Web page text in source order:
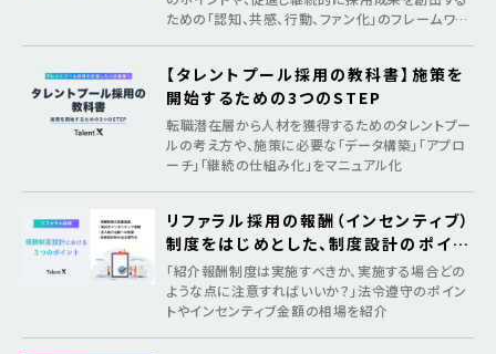
ための「認知、共感、行動、ファン化」のフレームワー
【タレントプール採用の教科書】施策を
開始するための3つのSTEP
転職潜在層から人材を獲得するためのタレントプー
ルの考え方や、施策に必要な「データ構築」「アプロ
ーチ」「継続の仕組み化」をマニュアル化
リファラル採用の報酬（インセンティブ）
制度をはじめとした、制度設計のポイン
ト
「紹介報酬制度は実施すべきか、実施する場合どの
ような点に注意すればいいか？」法令遵守のポイン
トやインセンティブ金額の相場を紹介